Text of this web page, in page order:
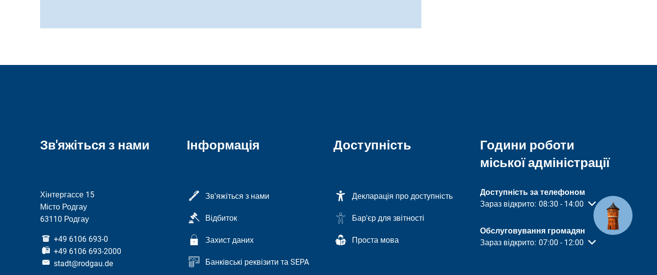
Зв'яжіться з нами
Хінтергассе 15
Місто Родгау
63110 Родгау
+49 6106 693-0
+49 6106 693-2000
stadt@rodgau.de
Інформація
Зв'яжіться з нами
Відбиток
Захист даних
Банківські реквізити та SEPA
Доступність
Декларація про доступність
Бар'єр для звітності
Проста мова
Години роботи
міської адміністрації
Доступність за телефоном
Натисніть, щоб приховати інший час відкриття
Зараз відкрито: 08:30 - 14:00 З 08:30 до 14:00
Обслуговування громадян
Натисніть, щоб приховати інший час відкриття
Зараз відкрито: 07:00 - 12:00 З 07:00 до 12:00